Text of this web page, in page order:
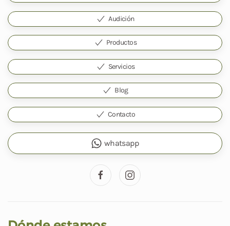
Audición
Productos
Servicios
Blog
Contacto
whatsapp